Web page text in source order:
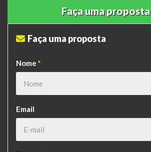
Faça uma proposta
Faça uma proposta
Nome *
Email